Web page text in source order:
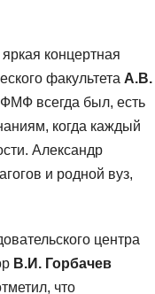
концертная
факультета А.В.
ФМФ всегда был, есть
когда каждый
Александр
и родной вуз,
центра
В.И. Горбачев
что